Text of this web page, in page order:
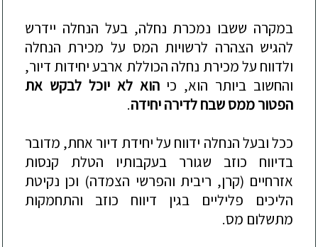
במקרה ששבו נמכרת נחלה,בעל הנחלה יידרש
להגיש הצהרה לרשויות המס על מכירת הנחלה
ולדווח עלמכירת נחלה הכוללת ארבעיחידות דיור,
והחשוב ביותר הוא, כיהוא לא יוכל לבקש את
הפטורממסשבחלדירהיחידה.
ככלובעלהנחלה ידווח עליחידת דיור אחת, מדובר
בדיווח כוזב שגוררבעקבותיו הטלת קנסות
אזרחיים (קרן, ריבית והפרשי הצמדה) וכן נקיטת
הליכים פליליים בגין דיווח כוזב והתחמקות
מתשלום מס.